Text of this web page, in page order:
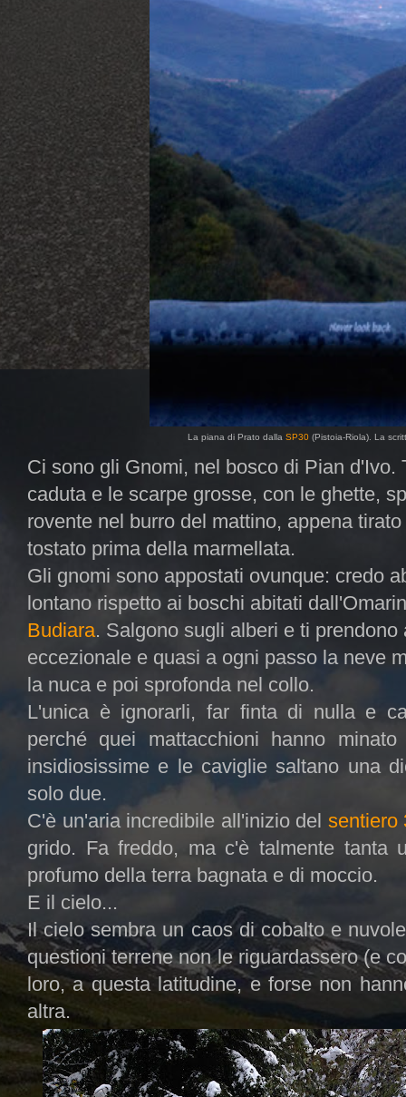
La piana di Prato dalla SP30 (Pistoia-Riola). La
Ci sono gli Gnomi, nel bosco di Pian d'Ivo.
caduta e le scarpe grosse, con le ghette,
rovente nel burro del mattino, appena
tostato prima della marmellata.
Gli gnomi sono appostati ovunque: credo
lontano rispetto ai boschi abitati
Budiara. Salgono sugli alberi e ti
eccezionale e quasi a ogni passo la neve
la nuca e poi sprofonda nel collo.
L'unica è ignorarli, far finta di nulla e
perché quei mattacchioni hanno
insidiosissime e le caviglie saltano una
solo due.
C'è un'aria incredibile all'inizio del sentiero
grido. Fa freddo, ma c'è talmente tanta
profumo della terra bagnata e di moccio.
E il cielo...
Il cielo sembra un caos di cobalto e
questioni terrene non le riguardassero (e
loro, a questa latitudine, e forse non
altra.